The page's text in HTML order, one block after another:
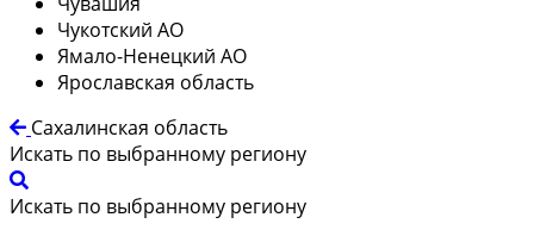
Чукотский АО
Ямало-Ненецкий АО
Ярославская область
Сахалинская область
Искать по выбранному региону
Искать по выбранному региону